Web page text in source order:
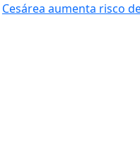
Cesárea aumenta risco